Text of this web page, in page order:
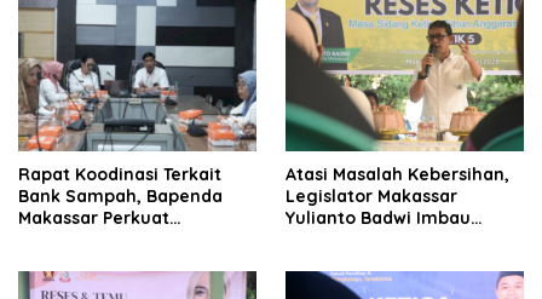
Rapat Koodinasi Terkait
Bank Sampah, Bapenda
Makassar Perkuat
Atasi Masalah Kebersihan,
Legislator Makassar
Yulianto Badwi Imbau